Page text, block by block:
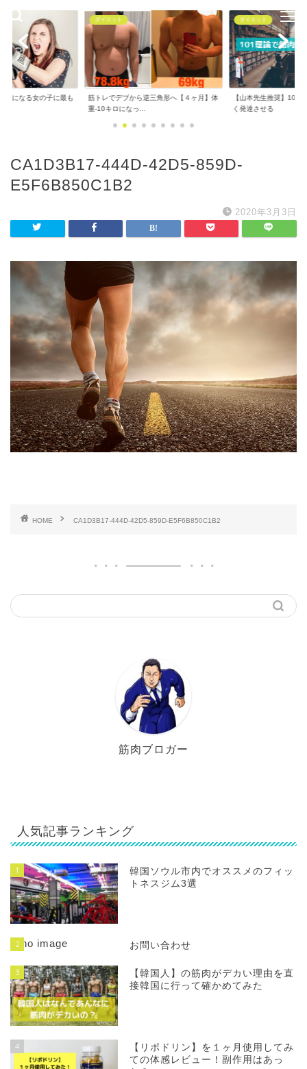
気になる女の子に最も
ダイエット
筋トレでデブから逆三角形へ【４ヶ月】体
重-10キロになっ...
ダイエット
【山本先生推奨】101
く発達させる
CA1D3B17-444D-42D5-859D-
E5F6B850C1B2
2020年3月3日
HOME CA1D3B17-444D-42D5-859D-E5F6B850C1B2
筋肉ブロガー
人気記事ランキング
1
韓国ソウル市内でオススメのフィッ
トネスジム3選
2 お問い合わせ
3
【韓国人】の筋肉がデカい理由を直
接韓国に行って確かめてみた
4
【リポドリン】を１ヶ月使用してみ
ての体感レビュー！副作用はあっ